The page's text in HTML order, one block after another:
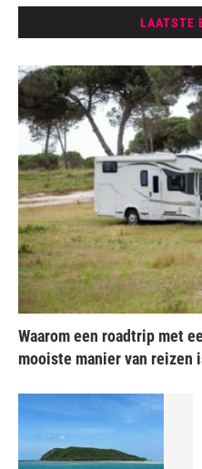
LAATSTE
Waarom een roadtrip met
mooiste manier van reizen